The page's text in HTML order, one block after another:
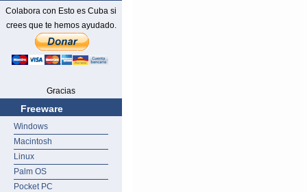
Colabora con Esto es Cuba si
crees que te hemos ayudado.
Gracias
Freeware
Windows
Macintosh
Linux
Palm OS
Pocket PC